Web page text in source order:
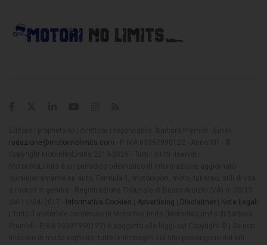
redazione@motorinolimits.com
Informativa Cookies Advertising Disclaimer
Note Legali